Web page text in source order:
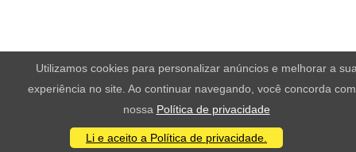
Utilizamos cookies para personalizar anúncios e melhorar a
experiência no site. Ao continuar navegando, você concorda
nossa Política de privacidade
Li e aceito a Política de privacidade.